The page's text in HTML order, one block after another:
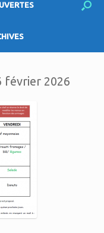
février 2026